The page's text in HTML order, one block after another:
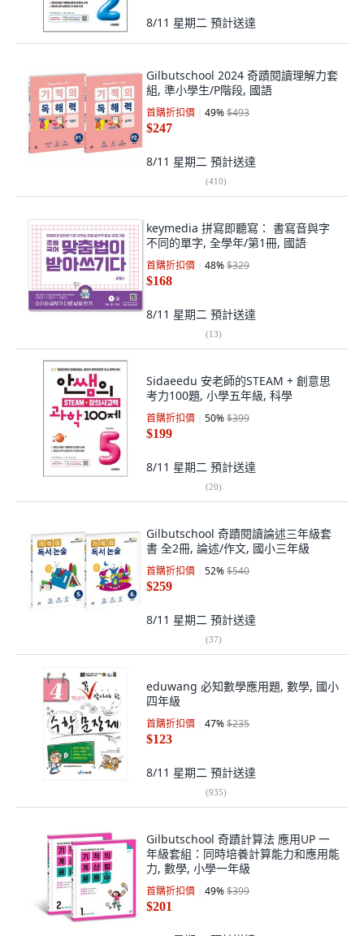
8/11 星期二 預計送達
Gilbutschool 2024 奇蹟閱讀理解力套
組, 準小學生/P階段, 國語
首購折扣價 49%$493
$247
8/11 星期二 預計送達
(410)
keymedia 拼寫即聽寫： 書寫音與字
不同的單字, 全學年/第1冊, 國語
首購折扣價 48%$329
$168
8/11 星期二 預計送達
(13)
Sidaeedu 安老師的STEAM + 創意思
考力100題, 小學五年級, 科學
首購折扣價 50%$399
$199
8/11 星期二 預計送達
(20)
Gilbutschool 奇蹟閱讀論述三年級套
書 全2冊, 論述/作文, 國小三年級
首購折扣價 52%$540
$259
8/11 星期二 預計送達
(37)
eduwang 必知數學應用題, 數學, 國小
四年級
首購折扣價 47%$235
$123
8/11 星期二 預計送達
(935)
Gilbutschool 奇蹟計算法 應用UP 一
年級套組：同時培養計算能力和應用能
力, 數學, 小學一年級
首購折扣價 49%$399
$201